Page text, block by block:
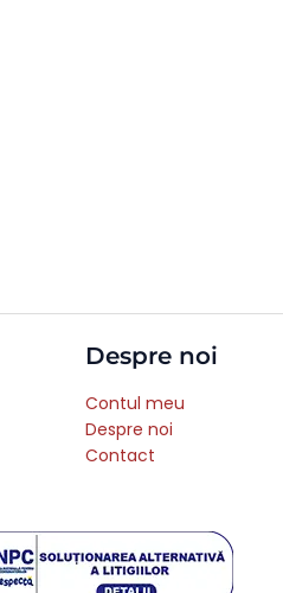
Despre noi
Contul meu
Despre noi
Contact